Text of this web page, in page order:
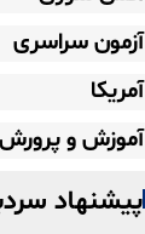
آزمون سراسری
آمریکا
آموزش و پرورش
پیشنهاد